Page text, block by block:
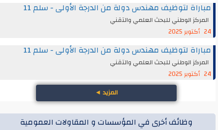
مباراة لتوظيف مهندس دولة من الدرجة الأولى - سلم 11
المركز الوطني للبحث العلمي والتقني
24 أكتوبر 2025
مباراة لتوظيف مهندس دولة من الدرجة الأولى - سلم 11
المركز الوطني للبحث العلمي والتقني
24 أكتوبر 2025
المزيد◄
وظائف أخرى في المؤسسات و المقاولات العمومية